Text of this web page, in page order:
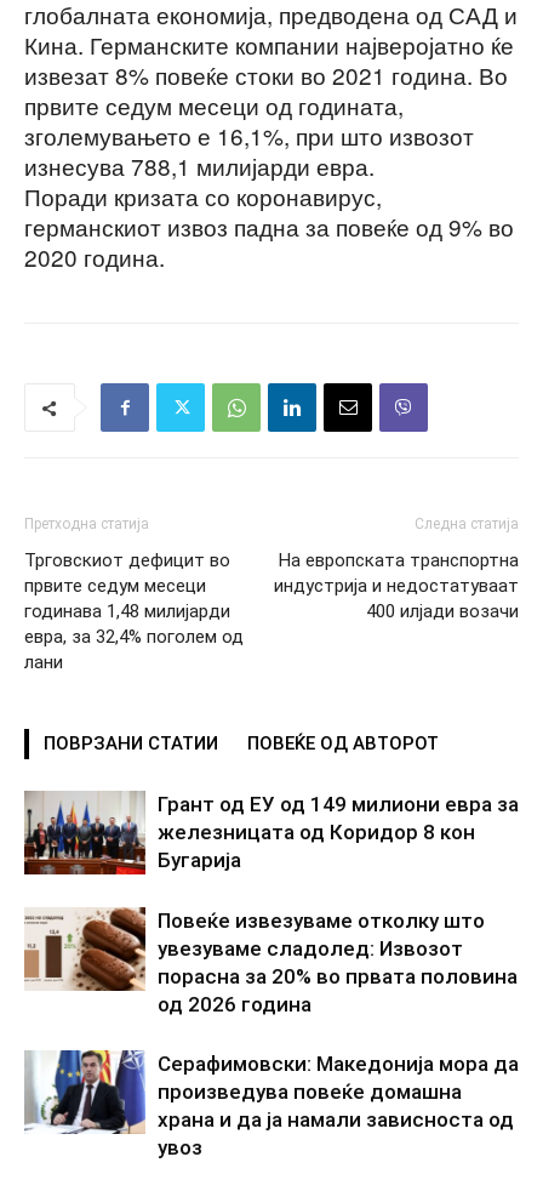
глобалната економија, предводена од САД и
Кина. Германските компании најверојатно ќе
извезат 8% повеќе стоки во 2021 година. Во
првите седум месеци од годината,
зголемувањето е 16,1%, при што извозот
изнесува 788,1 милијарди евра.
Поради кризата со коронавирус,
германскиот извоз падна за повеќе од 9% во
2020 година.
Претходна статија
Трговскиот дефицит во
првите седум месеци
годинава 1,48 милијарди
евра, за 32,4% поголем од
лани
Следна статија
На европската транспортна
индустрија и недостатуваат
400 илјади возачи
ПОВРЗАНИ СТАТИИ ПОВЕЌЕ ОД АВТОРОТ
Грант од ЕУ од 149 милиони евра за
железницата од Коридор 8 кон
Бугарија
Повеќе извезуваме отколку што
увезуваме сладолед: Извозот
порасна за 20% во првата половина
од 2026 година
Серафимовски: Македонија мора да
произведува повеќе домашна
храна и да ја намали зависноста од
увоз